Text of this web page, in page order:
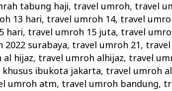
tabung haji, travel umroh, travel
13 hari, travel umroh 14, travel
hari, travel umroh 15 juta, travel
surabaya, travel umroh 21,
hijaz, travel umroh alhijaz, travel
ibukota jakarta, travel umroh
umroh atm, travel umroh bandung,